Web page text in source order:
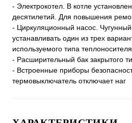
- Электрокотел. В котле
десятилетий. Для повышения
- Циркуляционный насос.
устанавливать один из трех
используемого типа теплоносителя.
- Расширительный бак закрытого
- Встроенные приборы
термовыключатель отключает наг